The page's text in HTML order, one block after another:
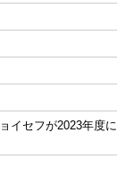
イセフが2023年度に